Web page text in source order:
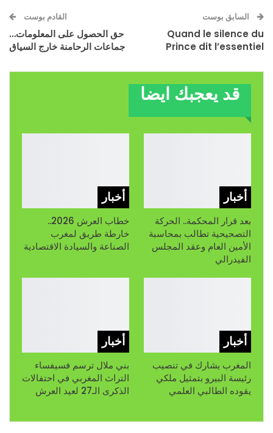
السابق بوست
Quand le silence du
Prince dit l’essentiel
القادم بوست
حق الحصول على المعلومات…
جماعات الرحامنة خارج السياق
قد يعجبك ايضا
أخبار
بعد قرار المحكمة.. الحركة
التصحيحية تطالب بمحاسبة
الأمين العام وعقد المجلس
الفيدرالي
أخبار
خطاب العرش 2026..
خارطة طريق لمغرب
الصناعة والسيادة الاقتصادية
أخبار
المغرب يشارك في تنصيب
رئيسة البيرو بتمثيل ملكي
يقوده الطالبي العلمي
أخبار
بني ملال ترسم فسيفساء
التراث المغربي في احتفالات
الذكرى الـ27 لعيد العرش